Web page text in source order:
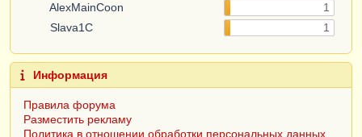
AlexMainCoon
1
Slava1C
1
Информация
Правила форума
Разместить рекламу
Политика в отношении обработки персональных данных